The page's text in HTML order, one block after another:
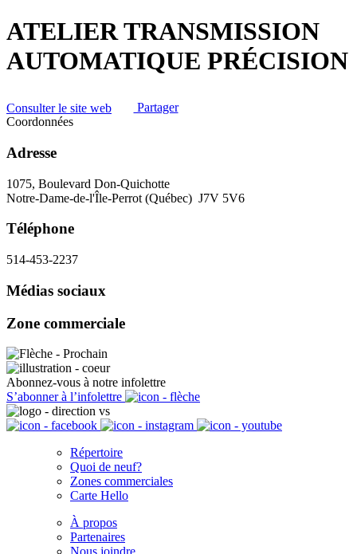
ATELIER TRANSMISSION
AUTOMATIQUE PRÉCISION
Consulter le site web
Partager
Coordonnées
Adresse
1075, Boulevard Don-Quichotte
Notre-Dame-de-l'Île-Perrot (Québec) J7V 5V6
Téléphone
514-453-2237
Médias sociaux
Zone commerciale
Abonnez-vous à notre infolettre
S’abonner à l’infolettre
Répertoire
Quoi de neuf?
Zones commerciales
Carte Hello
À propos
Partenaires